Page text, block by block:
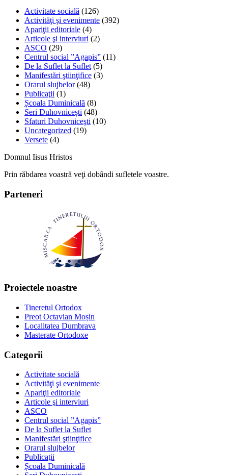
Activitate socială (126)
Activităţi şi evenimente (392)
Apariţii editoriale (4)
Articole şi interviuri (2)
ASCO (29)
Centrul social ”Agapis” (11)
De la Suflet la Suflet (5)
Manifestări ştiinţifice (3)
Orarul slujbelor(48)
Publicaţii (1)
Școala Duminicală (8)
Seri Duhovnicești (48)
Sfaturi Duhovniceşti (10)
Uncategorized (19)
Versete (4)
Domnul Iisus Hristos
Prin răbdarea voastră veţi dobândi sufletele voastre.
Parteneri
Proiectele noastre
Tineretul Ortodox
Preot Octavian Moșin
Localitatea Dumbrava
Masterate Ortodoxe
Categorii
Activitate socială
Activităţi şi evenimente
Apariţii editoriale
Articole şi interviuri
ASCO
Centrul social ”Agapis”
De la Suflet la Suflet
Manifestări ştiinţifice
Orarul slujbelor
Publicaţii
Școala Duminicală